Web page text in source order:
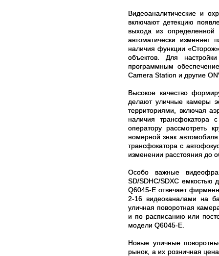
Видеоаналитические и
включают детекцию
выхода из
автоматически
наличия функции
объектов. Для
программным
Camera Station и другие
Высокое качество
делают уличные камеры
территориями, включая
наличия трансфокатора
оператору рассмотреть
номерной знак
трансфокатора с
изменении расстояния до
Особо важные
SD/SDHC/SDXC емкостью
Q6045-E отвечает
2-16 видеоканалами на
уличная поворотная
и по расписанию или
модели Q6045-E.
Новые уличные
рынок, а их розничная